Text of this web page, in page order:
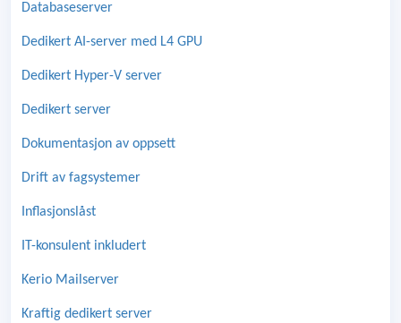
Databaseserver
Dedikert AI-server med L4 GPU
Dedikert Hyper-V server
Dedikert server
Dokumentasjon av oppsett
Drift av fagsystemer
Inflasjonslåst
IT-konsulent inkludert
Kerio Mailserver
Kraftig dedikert server